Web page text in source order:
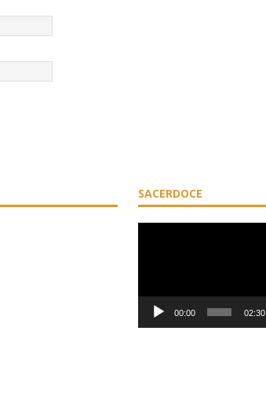
SACERDOCE
00:00 02:30